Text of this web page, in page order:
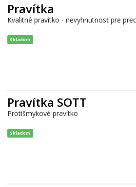
Pravítka
Kvalitné pravítko - nevyhnutnosť pre
Skladom
Pravítka SOTT
Protišmykové pravítko
Skladom